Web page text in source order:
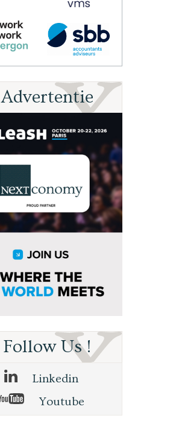
Advertentie
Follow Us !
Linkedin
Youtube